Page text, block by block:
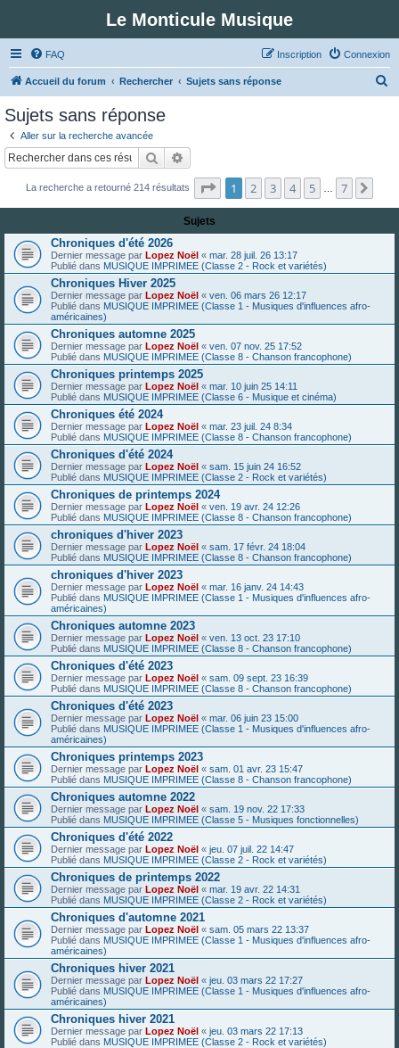
Le Monticule Musique
FAQ Connexion
Inscription
Accueil du forum Rechercher Sujets sans réponse
c
r
Sujets sans réponse
Aller sur la recherche avancée
Rechercher
La recherche a retourné 214 résultats Page sur7
1 2 3 4 5 7
Sujets
Chroniques d'été 2026
Dernier message par Lopez Noël « mar. 28 juil. 26 13:17
Publié dans MUSIQUE IMPRIMEE (Classe 2 - Rock et variétés)
Chroniques Hiver 2025
Dernier message par Lopez Noël « ven. 06 mars 26 12:17
Publié dans MUSIQUE IMPRIMEE (Classe 1 - Musiques d'influences afro-
américaines)
Chroniques automne 2025
Dernier message par Lopez Noël « ven. 07 nov. 25 17:52
Publié dans MUSIQUE IMPRIMEE (Classe 8 - Chanson francophone)
Chroniques printemps 2025
Dernier message par Lopez Noël « mar. 10 juin 25 14:11
Publié dans MUSIQUE IMPRIMEE (Classe 6 - Musique et cinéma)
Chroniques été 2024
Dernier message par Lopez Noël « mar. 23 juil. 24 8:34
Publié dans MUSIQUE IMPRIMEE (Classe 8 - Chanson francophone)
Chroniques d'été 2024
Dernier message par Lopez Noël « sam. 15 juin 24 16:52
Publié dans MUSIQUE IMPRIMEE (Classe 2 - Rock et variétés)
Chroniques de printemps 2024
Dernier message par Lopez Noël « ven. 19 avr. 24 12:26
Publié dans MUSIQUE IMPRIMEE (Classe 8 - Chanson francophone)
chroniques d'hiver 2023
Dernier message par Lopez Noël « sam. 17 févr. 24 18:04
Publié dans MUSIQUE IMPRIMEE (Classe 8 - Chanson francophone)
chroniques d'hiver 2023
Dernier message par Lopez Noël « mar. 16 janv. 24 14:43
Publié dans MUSIQUE IMPRIMEE (Classe 1 - Musiques d'influences afro-
américaines)
Chroniques automne 2023
Dernier message par Lopez Noël « ven. 13 oct. 23 17:10
Publié dans MUSIQUE IMPRIMEE (Classe 8 - Chanson francophone)
Chroniques d'été 2023
Dernier message par Lopez Noël « sam. 09 sept. 23 16:39
Publié dans MUSIQUE IMPRIMEE (Classe 8 - Chanson francophone)
Chroniques d'été 2023
Dernier message par Lopez Noël « mar. 06 juin 23 15:00
Publié dans MUSIQUE IMPRIMEE (Classe 1 - Musiques d'influences afro-
américaines)
Chroniques printemps 2023
Dernier message par Lopez Noël « sam. 01 avr. 23 15:47
Publié dans MUSIQUE IMPRIMEE (Classe 8 - Chanson francophone)
Chroniques automne 2022
Dernier message par Lopez Noël « sam. 19 nov. 22 17:33
Publié dans MUSIQUE IMPRIMEE (Classe 5 - Musiques fonctionnelles)
Chroniques d'été 2022
Dernier message par Lopez Noël « jeu. 07 juil. 22 14:47
Publié dans MUSIQUE IMPRIMEE (Classe 2 - Rock et variétés)
Chroniques de printemps 2022
Dernier message par Lopez Noël « mar. 19 avr. 22 14:31
Publié dans MUSIQUE IMPRIMEE (Classe 2 - Rock et variétés)
Chroniques d'automne 2021
Dernier message par Lopez Noël « sam. 05 mars 22 13:37
Publié dans MUSIQUE IMPRIMEE (Classe 1 - Musiques d'influences afro-
américaines)
Chroniques hiver 2021
Dernier message par Lopez Noël « jeu. 03 mars 22 17:27
Publié dans MUSIQUE IMPRIMEE (Classe 1 - Musiques d'influences afro-
américaines)
Chroniques hiver 2021
Dernier message par Lopez Noël « jeu. 03 mars 22 17:13
Publié dans MUSIQUE IMPRIMEE (Classe 2 - Rock et variétés)